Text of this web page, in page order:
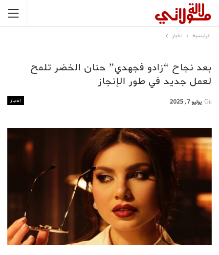
الرئيسية اخبار
بعد نجاح “زادو فجهدي” حنان الخضر تلمح
لعمل جديد في طور الإنجاز
اخبار On يوليو 7, 2025